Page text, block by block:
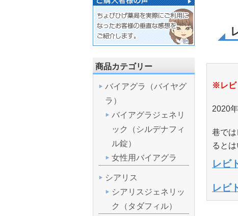
※レビ
2020
巷で
ると
レビ
レビ
商品カテゴリー
バイアグラ（バイヤグ
ラ）
バイアグラジェネリ
ック（シルデナフィ
ル錠）
女性用バイアグラ
シアリス
シアリスジェネリッ
ク（タダフィル）